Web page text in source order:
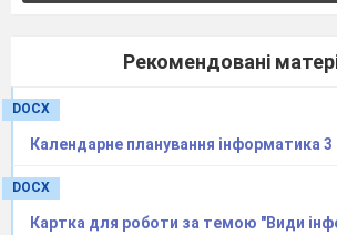
Рекомендовані
DOCX
Календарне планування інформатика 3
DOCX
Картка для роботи за темою "Види